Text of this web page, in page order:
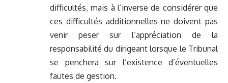
difficultés, mais à l’inverse de considérer que
ces difficultés additionnelles ne doivent pas
venir peser sur l’appréciation de la
responsabilité du dirigeant lorsque le Tribunal
se penchera sur l’existence d’éventuelles
fautes de gestion.